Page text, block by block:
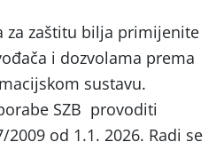
za zaštitu bilja primijenite
i dozvolama prema
sustavu.
SZB provoditi
od 1.1. 2026. Radi se